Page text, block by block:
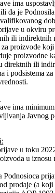
ima
da je
u okviru
ili indirektnih
za proizvode
proizvodne
direktnih ili
i podsistema
ima
Javnog
u toku
u iznosu
Podnosioca
prodaje (a koji